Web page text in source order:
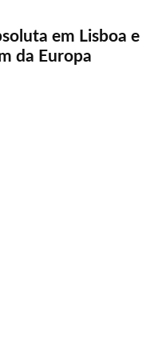
em Lisboa e
da Europa